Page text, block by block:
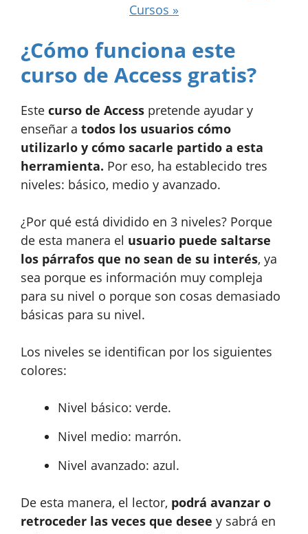
Cursos »
¿Cómo funciona este
curso de Access gratis?
Este curso de Access pretende ayudar y
enseñar a todos los usuarios cómo
utilizarlo y cómo sacarle partido a esta
herramienta. Por eso, ha establecido tres
niveles: básico, medio y avanzado.
¿Por qué está dividido en 3 niveles? Porque
de esta manera el usuario puede saltarse
los párrafos que no sean de su interés, ya
sea porque es información muy compleja
para su nivel o porque son cosas demasiado
básicas para su nivel.
Los niveles se identifican por los siguientes
colores:
Nivel básico: verde.
Nivel medio: marrón.
Nivel avanzado: azul.
De esta manera, el lector, podrá avanzar o
retroceder las veces que desee y sabrá en